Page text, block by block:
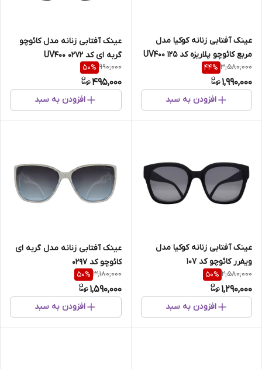
عینک آفتابی زنانه کوکیا مدل
مربع کائوچو پلاریزه کد 125 UV400
3,580,000
44%
1,990,000
افزودن به سبد
عینک آفتابی زنانه مدل کائوچو
گربه ای کد 0272 UV400
990,000
50%
495,000
افزودن به سبد
عینک آفتابی زنانه کوکیا مدل
ویفرر کائوچو کد 107
2,580,000
50%
1,290,000
افزودن به سبد
عینک آفتابی زنانه مدل گربه ای
کائوچو کد 0297
3,180,000
50%
1,590,000
افزودن به سبد